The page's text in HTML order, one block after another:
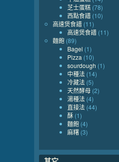
芝士蛋糕 (78)
西點食譜 (10)
高速煲食譜 (11)
高速煲食譜 (11)
麵飽 (89)
Bagel (1)
Pizza (10)
sourdough (1)
中種法 (14)
冷藏法 (5)
天然酵母 (2)
湯種法 (4)
直接法 (44)
酥 (1)
麵飽 (4)
麻糬 (3)